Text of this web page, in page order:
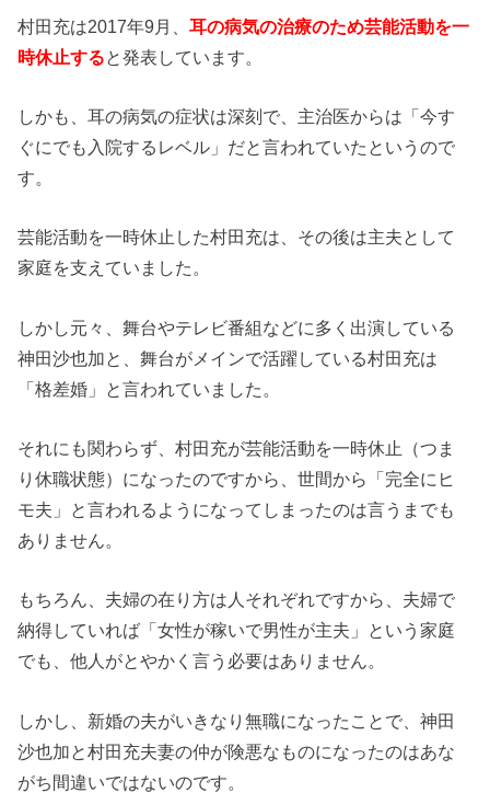
村田充は2017年9月、耳の病気の治療のため芸能活動を一
時休止する と発表しています。
しかも、耳の病気の症状は深刻で、主治医からは「今す
ぐにでも入院するレベル」だと言われていたというので
す。
芸能活動を一時休止した村田充は、その後は主夫として
家庭を支えていました。
しかし元々、舞台やテレビ番組などに多く出演している
神田沙也加と、舞台がメインで活躍している村田充は
「格差婚」と言われていました。
それにも関わらず、村田充が芸能活動を一時休止（つま
り休職状態）になったのですから、世間から「完全にヒ
モ夫」と言われるようになってしまったのは言うまでも
ありません。
もちろん、夫婦の在り方は人それぞれですから、夫婦で
納得していれば「女性が稼いで男性が主夫」という家庭
でも、他人がとやかく言う必要はありません。
しかし、新婚の夫がいきなり無職になったことで、神田
沙也加と村田充夫妻の仲が険悪なものになったのはあな
がち間違いではないのです。